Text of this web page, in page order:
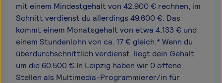
mit einem Mindestgehalt von 42.900 € rechnen, im
Schnitt verdienst du allerdings 49.600 €. Das
kommt einem Monatsgehalt von etwa 4.133 € und
einem Stundenlohn von ca. 17 € gleich.* Wenn du
überdurchschnittlich verdienst, liegt dein Gehalt
um die 60.500 €.In Leipzig haben wir 0 offene
Stellen als Multimedia-Programmierer/in für